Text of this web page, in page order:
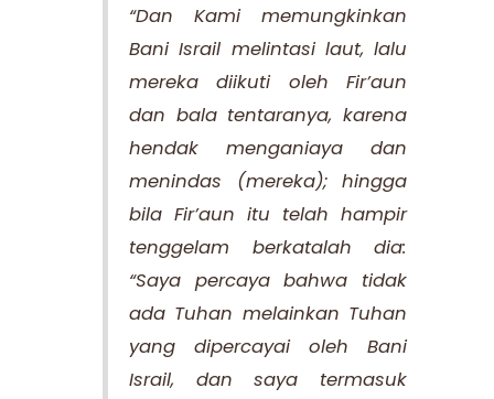
“Dan Kami memungkinkan
Bani Israil melintasi laut, lalu
mereka diikuti oleh Fir’aun
dan bala tentaranya, karena
hendak menganiaya dan
menindas (mereka); hingga
bila Fir’aun itu telah hampir
tenggelam berkatalah dia:
“Saya percaya bahwa tidak
ada Tuhan melainkan Tuhan
yang dipercayai oleh Bani
Israil, dan saya termasuk